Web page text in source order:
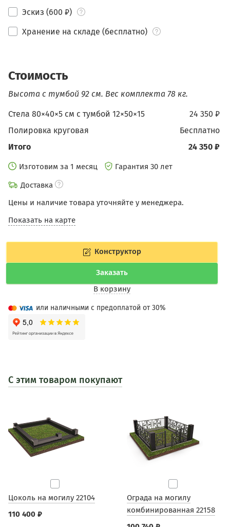
Эскиз (600 ₽)
Хранение на складе (бесплатно)
Стоимость
Высота с тумбой 92 см. Вес комплекта 78 кг.
24 350 ₽
Стела 80×40×5 см c тумбой 12×50×15
бесплатно
Полировка круговая
24 350 ₽
Итого
Изготовим за 1 месяц
Гарантия 30 лет
Доставка
Цены и наличие товара уточняйте у менеджера.
Показать на карте
Конструктор
Заказать
В корзину
или наличными с предоплатой от 30%
С этим товаром покупают
Цоколь на могилу 22104
110 400 ₽
Ограда на могилу
комбинированная 22158